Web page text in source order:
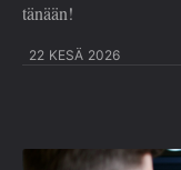
tänään!
22 KESÄ 2026